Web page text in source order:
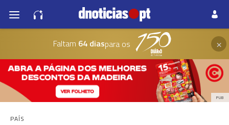
Faltam 64 diaspara os ×
PUB
PAÍS